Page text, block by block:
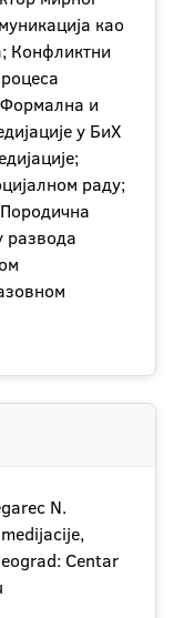
као
Конфликтни
Формална и
у БиХ
раду;
развода
N.
Centar